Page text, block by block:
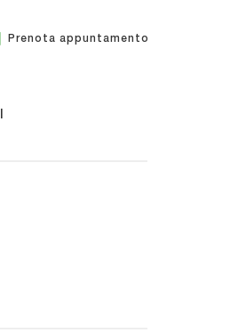
Prenota appuntamento